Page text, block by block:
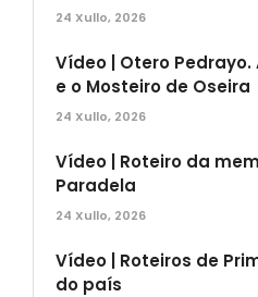
24 Xullo, 2026
Vídeo | Otero
e o Mosteiro de Oseira
24 Xullo, 2026
Vídeo | Roteiro da
Paradela
24 Xullo, 2026
Vídeo | Roteiros de
do país